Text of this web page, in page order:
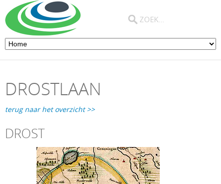
DROSTLAAN
terug naar het overzicht >>
DROST